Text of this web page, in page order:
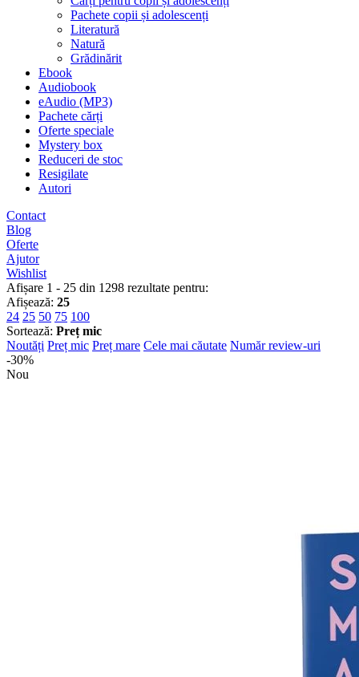
Pachete copii și adolescenți
Literatură
Natură
Grădinărit
Ebook
Audiobook
eAudio (MP3)
Pachete cărți
Oferte speciale
Mystery box
Reduceri de stoc
Resigilate
Autori
Contact
Blog
Oferte
Ajutor
Wishlist
Afișare 1 - 25 din 1298 rezultate pentru:
Afișează: 25
24 25 50 75 100
Sortează: Preț mic
Noutăți Preț mic Preț mare Cele mai căutate Număr review-uri
-30%
Nou